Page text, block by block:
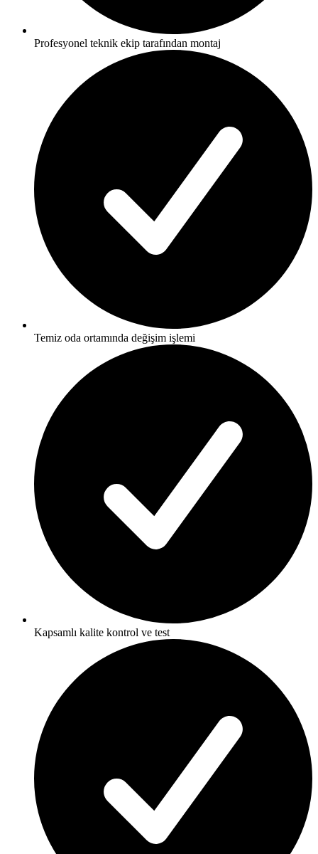
Profesyonel teknik ekip tarafından montaj
Temiz oda ortamında değişim işlemi
Kapsamlı kalite kontrol ve test